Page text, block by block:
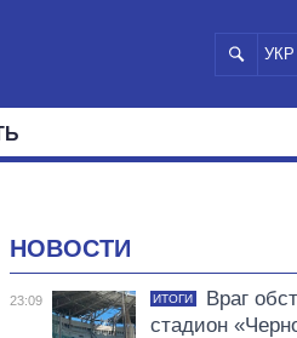
УКР
НОВОСТИ
23:09 ИТОГИ
Враг
стадион